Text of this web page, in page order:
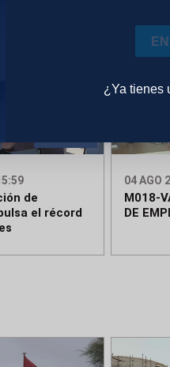
¿Ya tienes
de
el récord
04 AGO
M018-
DE